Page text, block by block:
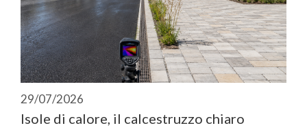
29/07/2026
Isole di calore, il calcestruzzo chiaro